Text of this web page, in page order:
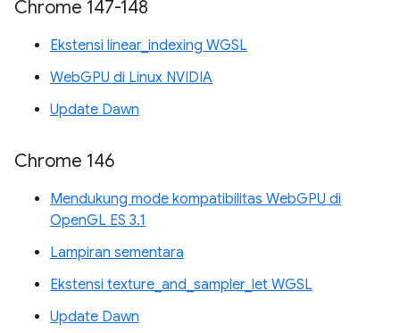
Chrome 147-148
Ekstensi linear_indexing WGSL
WebGPU di Linux NVIDIA
Update Dawn
Chrome 146
Mendukung mode kompatibilitas WebGPU di
OpenGL ES 3.1
Lampiran sementara
Ekstensi texture_and_sampler_let WGSL
Update Dawn